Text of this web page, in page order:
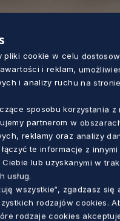
się i
pliki cookie w celu
i reklam,
i analizy ruchu na
sposobu korzystania z
partnerom w
reklamy oraz analizy
te informacje z innymi
Ciebie lub uzyskanymi w
usług.
wszystkie“, zgadzasz się
rodzajów cookies.
rodzaje cookies